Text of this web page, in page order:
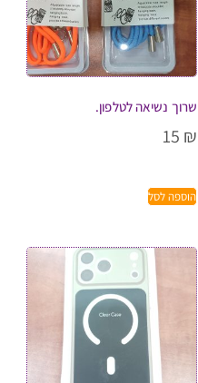
שרוך נשיאה לטלפון.
15 ₪
הוספה לסל